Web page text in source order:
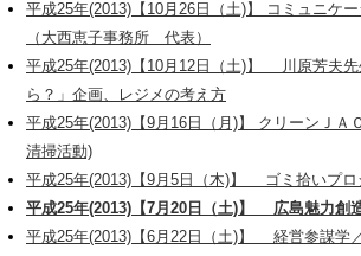
平成25年(2013)【10月26日（土)】 コミュニケ
（大西恵子事務所 代表）
平成25年(2013)【10月12日（土)】 川原芳夫先
ら？」企画、レジメの考え方
平成25年(2013)【9月16日（月)】 クリーンＪＡ
清掃活動)
平成25年(2013)【9月5日（木)】 ゴミ拾いプロ
平成25年(2013)【7月20日（土)】 広島魅力創
平成25年(2013)【6月22日（土)】 経営参謀学